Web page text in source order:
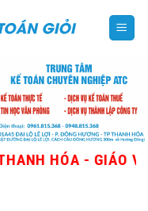
- GIÁO VIÊN